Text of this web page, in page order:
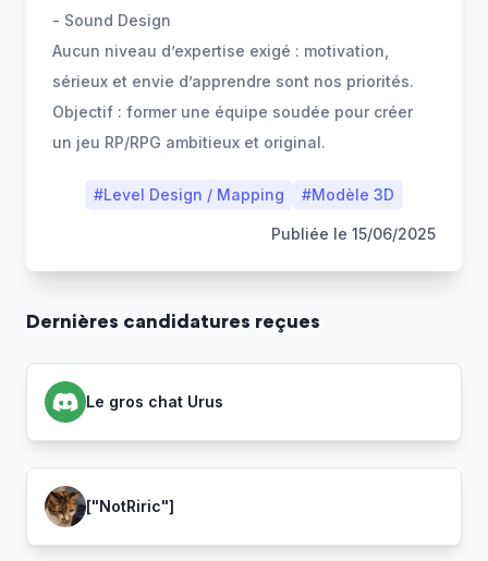
- Sound Design
Aucun niveau d’expertise exigé : motivation,
sérieux et envie d’apprendre sont nos priorités.
Objectif : former une équipe soudée pour créer
un jeu RP/RPG ambitieux et original.
#Level Design / Mapping #Modèle 3D
Publiée le 15/06/2025
Dernières candidatures reçues
Le gros chat Urus
["NotRiric"]